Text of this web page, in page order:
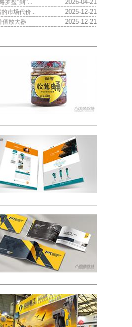
罗盘”到“... 2026-04-21
市场代价... 2025-12-21
值放大器 2025-12-21